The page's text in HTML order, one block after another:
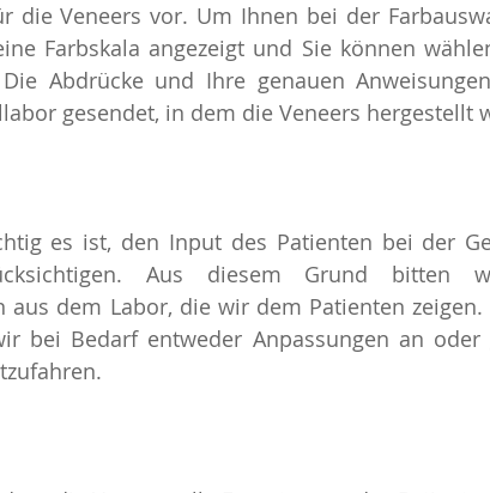
die Veneers vor. Um Ihnen bei der
Farbskala angezeigt und Sie können
Abdrücke und Ihre genauen
gesendet, in dem die Veneers hergestellt
es ist, den Input des Patienten bei der
Aus diesem Grund
aus dem Labor, die wir dem Patienten
bei Bedarf entweder Anpassungen an oder